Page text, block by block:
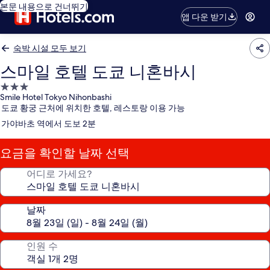
본문 내용으로 건너뛰기
앱 다운 받기
숙박 시설 모두 보기
스마일 호텔 도쿄 니혼바시
3.0
성
급
숙
박
시
설
Smile Hotel Tokyo Nihonbashi
도쿄 황궁 근처에 위치한 호텔, 레스토랑 이용 가능
가야바초 역에서 도보 2분
요금을 확인할 날짜 선택
어디로 가세요?
날짜
인원 수